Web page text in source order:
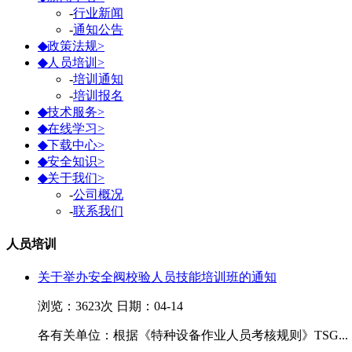
-行业新闻
-通知公告
◆政策法规>
◆人员培训 >
-培训通知
-培训报名
◆技术服务>
◆在线学习>
◆下载中心>
◆安全知识>
◆关于我们>
-公司概况
-联系我们
人员培训
关于举办安全阀校验人员技能培训班的通知
浏览： 3623次 日期：04-14
各有关单位：根据《特种设备作业人员考核规则》TSG...